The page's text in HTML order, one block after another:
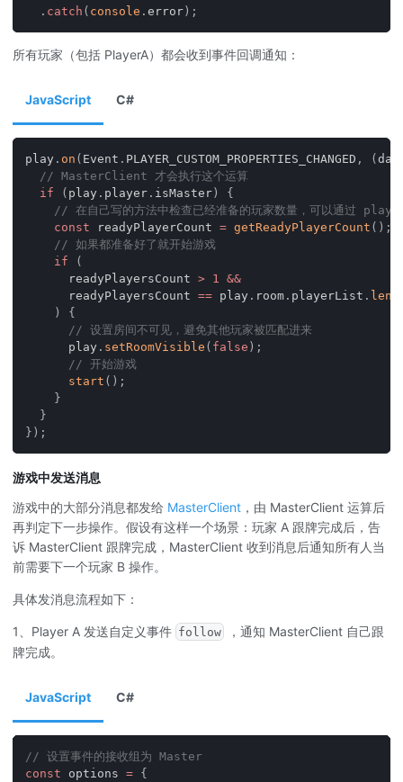
. catch ( console . error ) ;
所有玩家（包括 PlayerA）都会收到事件回调通知：
JavaScript C#
play . on ( Event . PLAYER_CUSTOM_PROPERTIES_CHANGED , (
// MasterClient 才会执行这个运算
if
( play . player . isMaster )
{
// 在自己写的方法中检查已经准备的玩家数量，可以通过
const readyPlayerCount = getReadyPlayerCount ( ) ;
// 如果都准备好了就开始游戏
if
(
      readyPlayersCount
> 1 &&
      readyPlayersCount
== play . room . playerList .
)
{
// 设置房间不可见，避免其他玩家被匹配进来
      play
. setRoomVisible ( false ) ;
// 开始游戏
start ( ) ;
}
}
} ) ;
游戏中发送消息
游戏中的大部分消息都发给 MasterClient ，由 MasterClient 运算后
再判定下一步操作。假设有这样一个场景：玩家 A 跟牌完成后，告
诉 MasterClient 跟牌完成，MasterClient 收到消息后通知所有人当
前需要下一个玩家 B 操作。
具体发消息流程如下：
1、Player A 发送自定义事件 follow
，通知 MasterClient 自己跟
牌完成。
JavaScript C#
// 设置事件的接收组为 Master
const options = {